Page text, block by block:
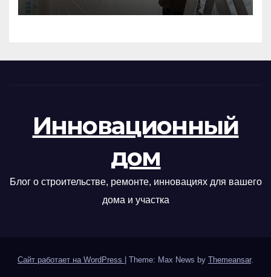
Инновационный
дом
Блог о строительстве, ремонте, инновациях для вашего
дома и участка
Сайт работает на WordPress | Theme: Max News by Themeansar.